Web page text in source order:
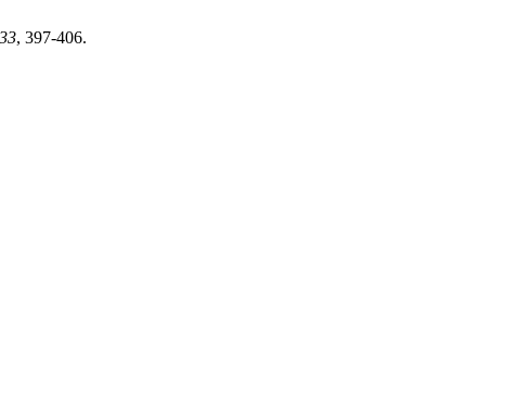
33, 397-406.